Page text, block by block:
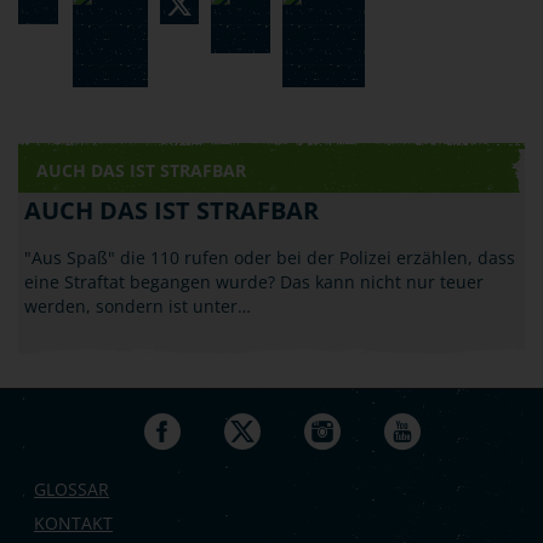
AUCH DAS IST STRAFBAR
AUCH DAS IST STRAFBAR
"Aus Spaß" die 110 rufen oder bei der Polizei erzählen, dass
eine Straftat begangen wurde? Das kann nicht nur teuer
werden, sondern ist unter…
GLOSSAR
KONTAKT